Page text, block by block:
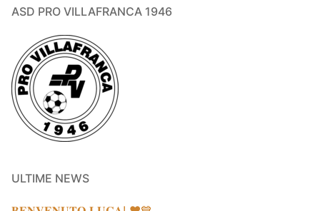
ASD PRO VILLAFRANCA 1946
ULTIME NEWS